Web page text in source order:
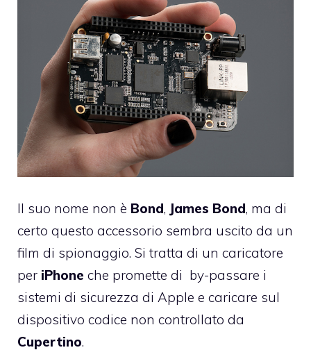
Il suo nome non è Bond, James Bond, ma di
certo questo accessorio sembra uscito da un
film di spionaggio. Si tratta di un caricatore
per iPhone che promette di by-passare i
sistemi di sicurezza di Apple e caricare sul
dispositivo codice non controllato da
Cupertino.